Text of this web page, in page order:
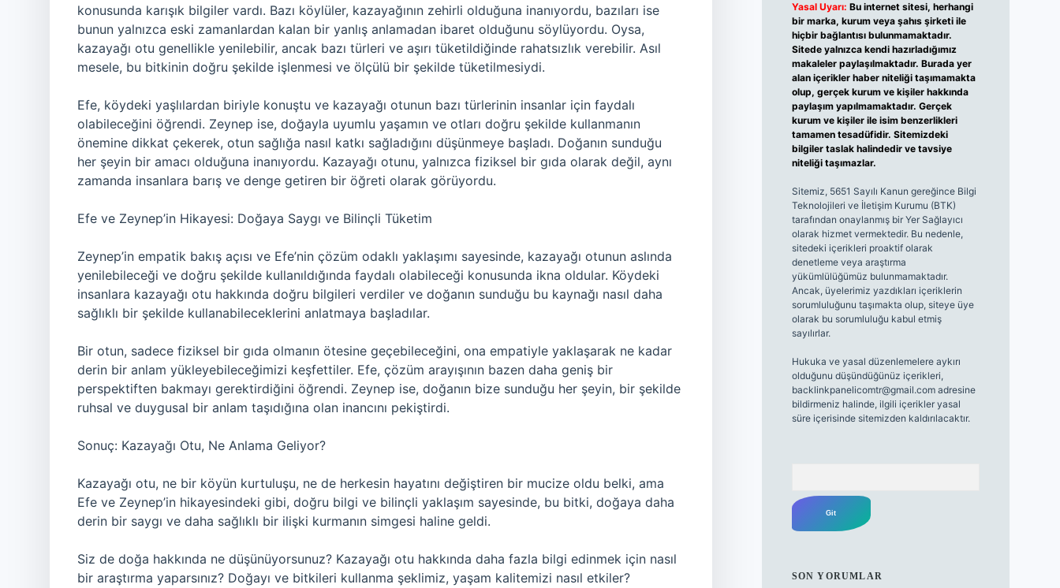
konusunda karışık bilgiler vardı. Bazı köylüler, kazayağının zehirli olduğuna inanıyordu, bazıları ise
bunun yalnızca eski zamanlardan kalan bir yanlış anlamadan ibaret olduğunu söylüyordu. Oysa,
kazayağı otu genellikle yenilebilir, ancak bazı türleri ve aşırı tüketildiğinde rahatsızlık verebilir. Asıl
mesele, bu bitkinin doğru şekilde işlenmesi ve ölçülü bir şekilde tüketilmesiydi.
Efe, köydeki yaşlılardan biriyle konuştu ve kazayağı otunun bazı türlerinin insanlar için faydalı
olabileceğini öğrendi. Zeynep ise, doğayla uyumlu yaşamın ve otları doğru şekilde kullanmanın
önemine dikkat çekerek, otun sağlığa nasıl katkı sağladığını düşünmeye başladı. Doğanın sunduğu
her şeyin bir amacı olduğuna inanıyordu. Kazayağı otunu, yalnızca fiziksel bir gıda olarak değil, aynı
zamanda insanlara barış ve denge getiren bir öğreti olarak görüyordu.
Efe ve Zeynep’in Hikayesi: Doğaya Saygı ve Bilinçli Tüketim
Zeynep’in empatik bakış açısı ve Efe’nin çözüm odaklı yaklaşımı sayesinde, kazayağı otunun aslında
yenilebileceği ve doğru şekilde kullanıldığında faydalı olabileceği konusunda ikna oldular. Köydeki
insanlara kazayağı otu hakkında doğru bilgileri verdiler ve doğanın sunduğu bu kaynağı nasıl daha
sağlıklı bir şekilde kullanabileceklerini anlatmaya başladılar.
Bir otun, sadece fiziksel bir gıda olmanın ötesine geçebileceğini, ona empatiyle yaklaşarak ne kadar
derin bir anlam yükleyebileceğimizi keşfettiler. Efe, çözüm arayışının bazen daha geniş bir
perspektiften bakmayı gerektirdiğini öğrendi. Zeynep ise, doğanın bize sunduğu her şeyin, bir şekilde
ruhsal ve duygusal bir anlam taşıdığına olan inancını pekiştirdi.
Sonuç: Kazayağı Otu, Ne Anlama Geliyor?
Kazayağı otu, ne bir köyün kurtuluşu, ne de herkesin hayatını değiştiren bir mucize oldu belki, ama
Efe ve Zeynep’in hikayesindeki gibi, doğru bilgi ve bilinçli yaklaşım sayesinde, bu bitki, doğaya daha
derin bir saygı ve daha sağlıklı bir ilişki kurmanın simgesi haline geldi.
Siz de doğa hakkında ne düşünüyorsunuz? Kazayağı otu hakkında daha fazla bilgi edinmek için nasıl
bir araştırma yaparsınız? Doğayı ve bitkileri kullanma şeklimiz, yaşam kalitemizi nasıl etkiler?
Yasal Uyarı: Bu internet sitesi, herhangi
bir marka, kurum veya şahıs şirketi ile
hiçbir bağlantısı bulunmamaktadır.
Sitede yalnızca kendi hazırladığımız
makaleler paylaşılmaktadır. Burada yer
alan içerikler haber niteliği taşımamakta
olup, gerçek kurum ve kişiler hakkında
paylaşım yapılmamaktadır. Gerçek
kurum ve kişiler ile isim benzerlikleri
tamamen tesadüfidir. Sitemizdeki
bilgiler taslak halindedir ve tavsiye
niteliği taşımazlar.
Sitemiz, 5651 Sayılı Kanun gereğince Bilgi
Teknolojileri ve İletişim Kurumu (BTK)
tarafından onaylanmış bir Yer Sağlayıcı
olarak hizmet vermektedir. Bu nedenle,
sitedeki içerikleri proaktif olarak
denetleme veya araştırma
yükümlülüğümüz bulunmamaktadır.
Ancak, üyelerimiz yazdıkları içeriklerin
sorumluluğunu taşımakta olup, siteye üye
olarak bu sorumluluğu kabul etmiş
sayılırlar.
Hukuka ve yasal düzenlemelere aykırı
olduğunu düşündüğünüz içerikleri,
backlinkpanelicomtr@gmail.comadresine
bildirmeniz halinde, ilgili içerikler yasal
süre içerisinde sitemizden kaldırılacaktır.
SON YORUMLAR